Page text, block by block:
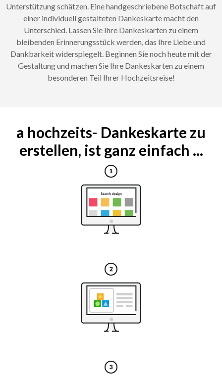
Unterstützung schätzen. Eine handgeschriebene Botschaft auf
einer individuell gestalteten Dankeskarte macht den
Unterschied. Lassen Sie Ihre Dankeskarten zu einem
bleibenden Erinnerungsstück werden, das Ihre Liebe und
Dankbarkeit widerspiegelt. Beginnen Sie noch heute mit der
Gestaltung und machen Sie Ihre Dankeskarten zu einem
besonderen Teil Ihrer Hochzeitsreise!
a hochzeits- Dankeskarte zu
erstellen, ist ganz einfach ...